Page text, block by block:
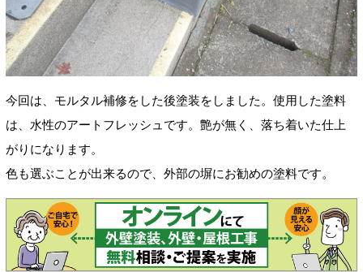
今回は、モルタル補修をした後塗装をしました。使用した塗料
は、水性のアートフレッシュです。艶が無く、落ち着いた仕上
がりになります。
色も選ぶことが出来るので、外部の塀にお勧めの塗料です。